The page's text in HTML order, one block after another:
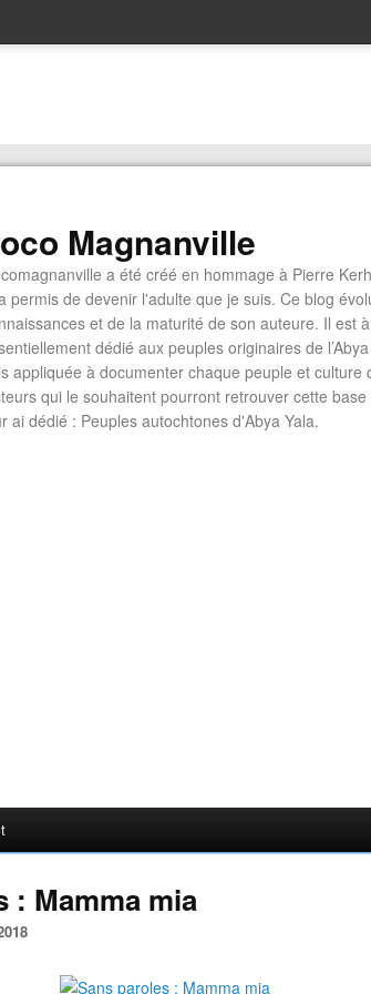
Magnanville
a été créé en hommage à Pierre
permis de devenir l'adulte que je suis. Ce blog
et de la maturité de son auteure. Il est
dédié aux peuples originaires de
appliquée à documenter chaque peuple et culture
qui le souhaitent pourront retrouver cette
ai dédié : Peuples autochtones d'Abya Yala.
: Mamma mia